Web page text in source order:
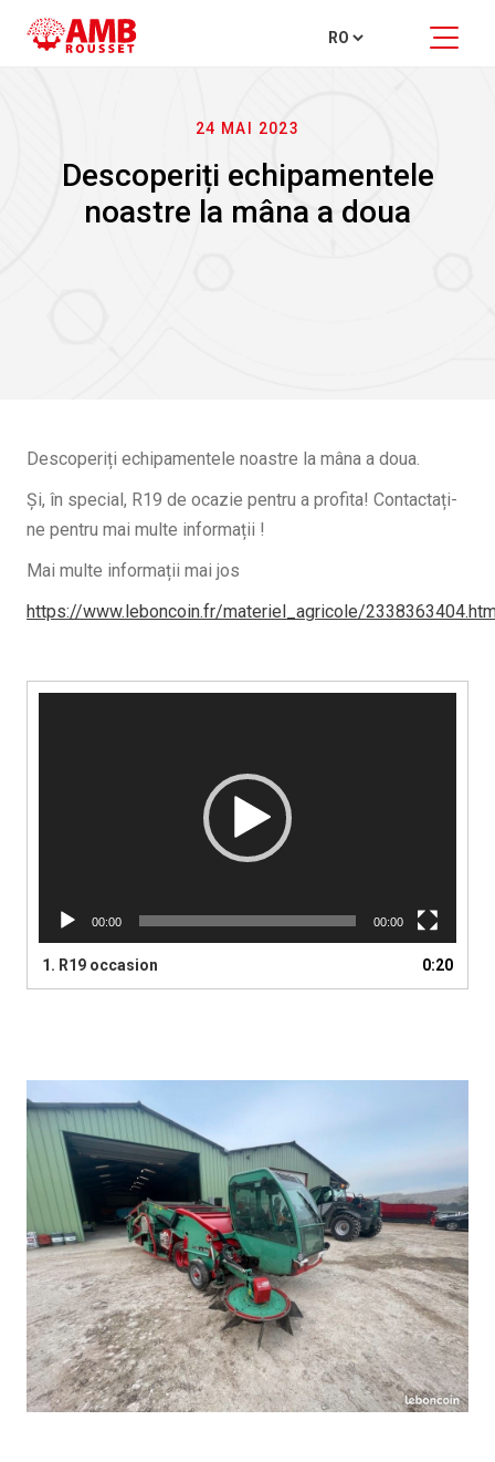
24 MAI 2023
Descoperiți echipamentele
noastre la mâna a doua
Descoperiți echipamentele noastre la mâna a doua.
Și, în special, R19 de ocazie pentru a profita! Contactați-
ne pentru mai multe informații !
Mai multe informații mai jos
https://www.leboncoin.fr/materiel_agricole/
00:00 00:00
1. R19 occasion 0:20